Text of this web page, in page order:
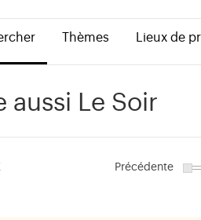
Thèmes Lieux de
aussi Le Soir
Précédente